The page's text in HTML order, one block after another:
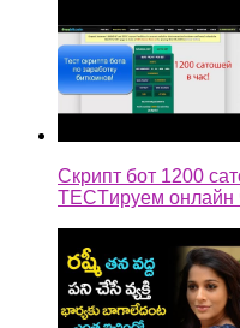
Скрипт бот 1200
TECTируем онлайн